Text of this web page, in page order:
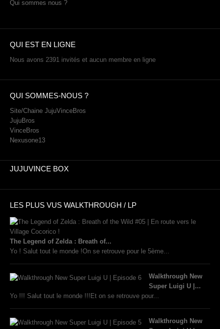
Qui sommes nous ?
QUI EST EN LIGNE
Nous avons 2391 invités et aucun membre en ligne
QUI SOMMES-NOUS ?
Site/Chaine JujuVinceBros
JujuBros
VinceBros
Nexusone13
JUJUVINCE BOX
LES PLUS VUS WALKTHROUGH / LP
The Legend of Zelda : Breath of...
Yo ! Salut tout le monde !On se retrouve pour le 5ème...
Walkthrough New
Super Luigi U |...
Yo !!! Salut tout le monde !!!Et on se retrouve pour...
Walkthrough New